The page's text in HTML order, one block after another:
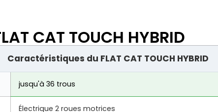
CAT TOUCH HYBRID
Caractéristiques du FLAT CAT TOUCH HYBRID
jusqu'à 36 trous
Électrique 2 roues motrices